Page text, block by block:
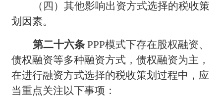
（四）其他影响出资方式选择的税收策
划因素。
第二十六条PPP模式下存在股权融资、
债权融资等多种融资方式，债权融资为主，
在进行融资方式选择的税收策划过程中，应
当重点关注以下事项：